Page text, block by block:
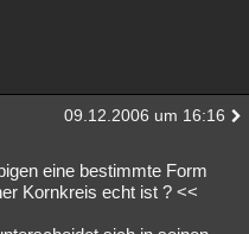
09.12.2006 um 16:16
eine bestimmte Form
Kornkreis echt ist ? <<